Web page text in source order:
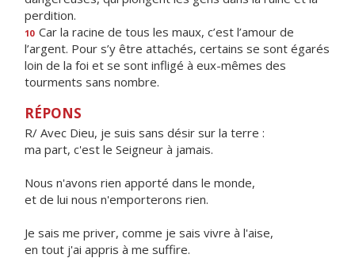
perdition.
10 Car la racine de tous les maux, c’est l’amour de
l’argent. Pour s’y être attachés, certains se sont égarés
loin de la foi et se sont infligé à eux-mêmes des
tourments sans nombre.
RÉPONS
R/ Avec Dieu, je suis sans désir sur la terre :
ma part, c'est le Seigneur à jamais.
Nous n'avons rien apporté dans le monde,
et de lui nous n'emporterons rien.
Je sais me priver, comme je sais vivre à l'aise,
en tout j'ai appris à me suffire.